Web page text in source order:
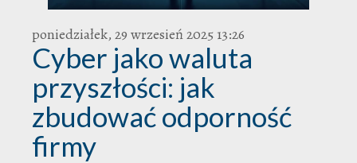
poniedziałek, 29 wrzesień 2025 13:26
Cyber jako waluta
przyszłości: jak
zbudować odporność
firmy